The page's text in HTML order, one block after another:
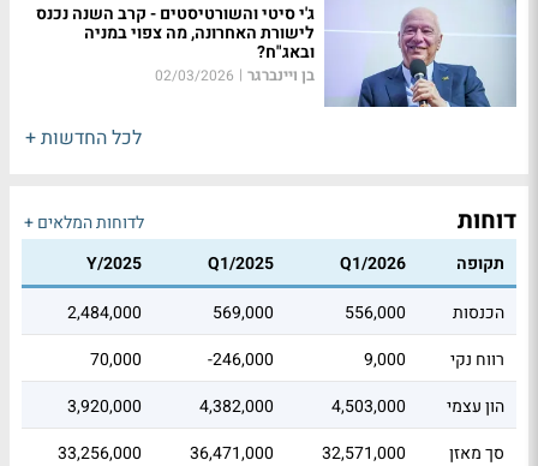
ג'י סיטי והשורטיסטים - קרב השנה נכנס
לישורת האחרונה, מה צפוי במניה
ובאג"ח?
בן ויינברגר |
02/03/2026
לכל החדשות +
דוחות
לדוחות המלאים +
תקופה
Q1/2026
Q1/2025
Y/2025
הכנסות
556,000
569,000
2,484,000
רווח נקי
9,000
-246,000
70,000
הון עצמי
4,503,000
4,382,000
3,920,000
סך מאזן
32,571,000
36,471,000
33,256,000